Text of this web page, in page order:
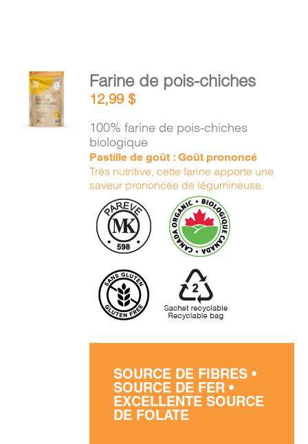
AJOUTER
AU
PANIER
Farine de pois-chiches
12,99$
100% farine de pois-chiches
biologique
Pastille de goût : Goût prononcé
Très nutritive, cette farine apporte une
saveur prononcée de légumineuse.
SOURCE DE FIBRES •
SOURCE DE FER •
EXCELLENTE SOURCE
DE FOLATE